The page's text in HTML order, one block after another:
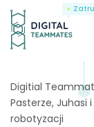
Digitial
Pasterze, Juhasi
robotyzacji